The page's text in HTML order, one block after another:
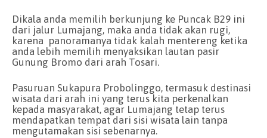
Dikala anda memilih berkunjung ke Puncak B29 ini
dari jalur Lumajang, maka anda tidak akan rugi,
karena panoramanya tidak kalah mentereng ketika
anda lebih memilih menyaksikan lautan pasir
Gunung Bromo dari arah Tosari.
Pasuruan Sukapura Probolinggo, termasuk destinasi
wisata dari arah ini yang terus kita perkenalkan
kepada masyarakat, agar Lumajang tetap terus
mendapatkan tempat dari sisi wisata lain tanpa
mengutamakan sisi sebenarnya.